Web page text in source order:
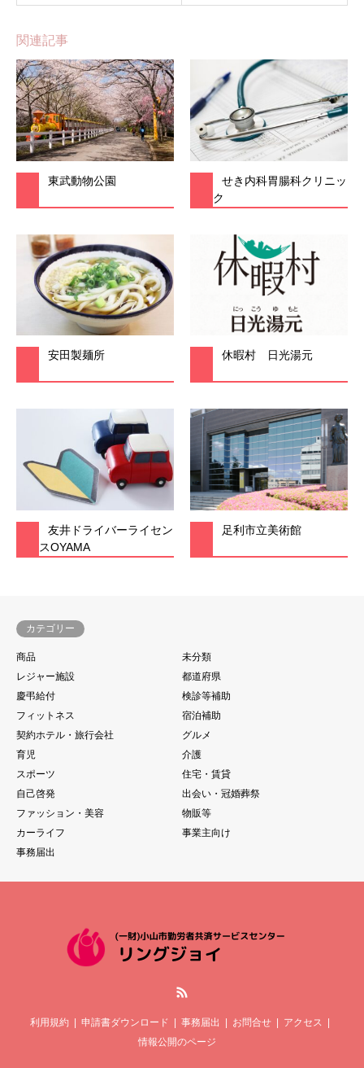
関連記事
東武動物公園
せき内科胃腸科クリニッ
ク
安田製麺所 休暇村 日光湯元
友井ドライバーライセン
スOYAMA
足利市立美術館
カテゴリー
商品
未分類
レジャー施設
都道府県
慶弔給付
検診等補助
フィットネス
宿泊補助
契約ホテル・旅行会社
グルメ
育児
介護
スポーツ
住宅・賃貸
自己啓発
出会い・冠婚葬祭
ファッション・美容
物販等
カーライフ
事業主向け
事務届出
利用規約 申請書ダウンロード 事務届出 お問合せ
アクセス
情報公開のページ